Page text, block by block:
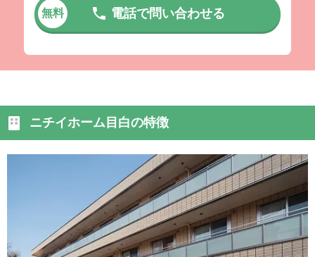
無料 電話で問い合わせる
ニチイホーム目白の特徴